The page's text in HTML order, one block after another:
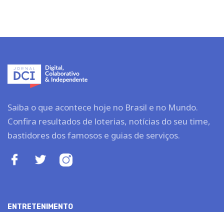
Saiba o que acontece hoje no Brasil e no Mundo.
Confira resultados de loterias, notícias do seu time,
bastidores dos famosos e guias de serviços.
ENTRETENIMENTO